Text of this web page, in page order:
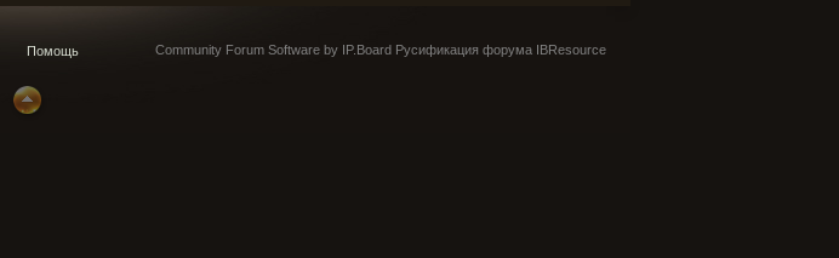
Помощь Community Forum Software by IP.Board Русификация форума IBResource